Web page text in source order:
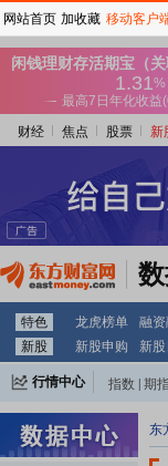
财经 焦点 股票 新
特色 龙虎榜单 融资
新股
新股申购 新
行情中心 指数 期
东
网站首页 加收藏 移动客户